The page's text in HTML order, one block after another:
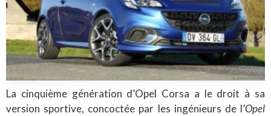
La cinquième génération d’Opel Corsa a le droit à sa
version sportive, concoctée par les ingénieurs de l’Opel